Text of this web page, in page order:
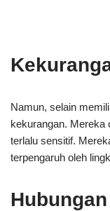
Namun, selain
kekurangan. Mereka
terlalu sensitif.
terpengaruh oleh